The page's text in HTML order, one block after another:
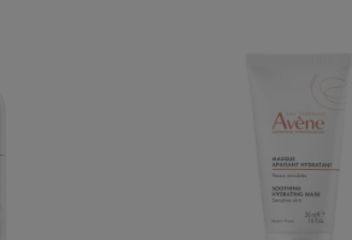
teint